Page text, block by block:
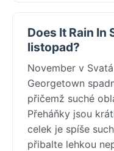
Does It Rain In
listopad?
November v
Georgetown
přičemž suché
Přeháňky jsou
celek je spíše
přibalte lehkou